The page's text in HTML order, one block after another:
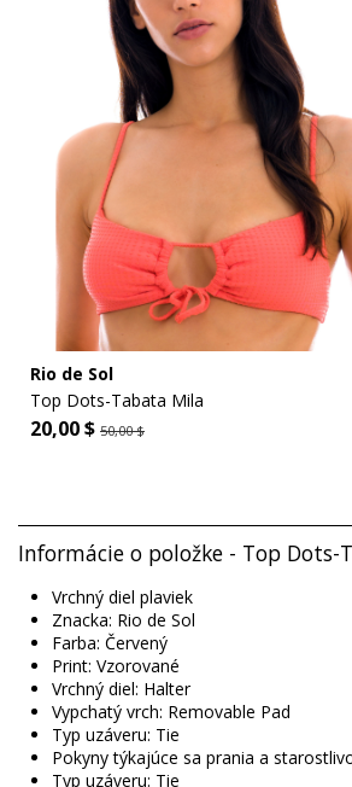
Rio de Sol
Top Dots-Tabata Mila
20,00 $ 50,00 $
Informácie o položke - Top Dots-
Vrchný diel plaviek
Znacka: Rio de Sol
Farba: Červený
Print: Vzorované
Vrchný diel: Halter
Vypchatý vrch: Removable Pad
Typ uzáveru: Tie
Pokyny týkajúce sa prania a
Typ uzáveru: Tie